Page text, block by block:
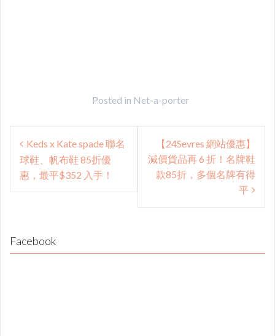
Posted in Net-a-porter
Post
navigation
Keds x Kate spade 聯名
球鞋、帆布鞋 85折優
惠，最平$352 入手！
【24Sevres 網站優惠】
減價貨品再 6 折！名牌鞋
款85折，多個名牌有得
平
Facebook